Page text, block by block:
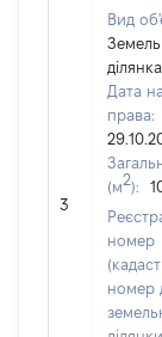
3
Вид
ділянка
Дата
права:
(м2):
номер
номер